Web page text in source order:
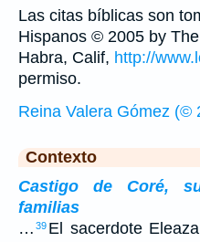
Las citas bíblicas son
Hispanos © 2005 by
Habra, Calif, http://
permiso.
Reina Valera Gómez (©
Contexto
Castigo de Coré,
familias
… 39 El sacerdote